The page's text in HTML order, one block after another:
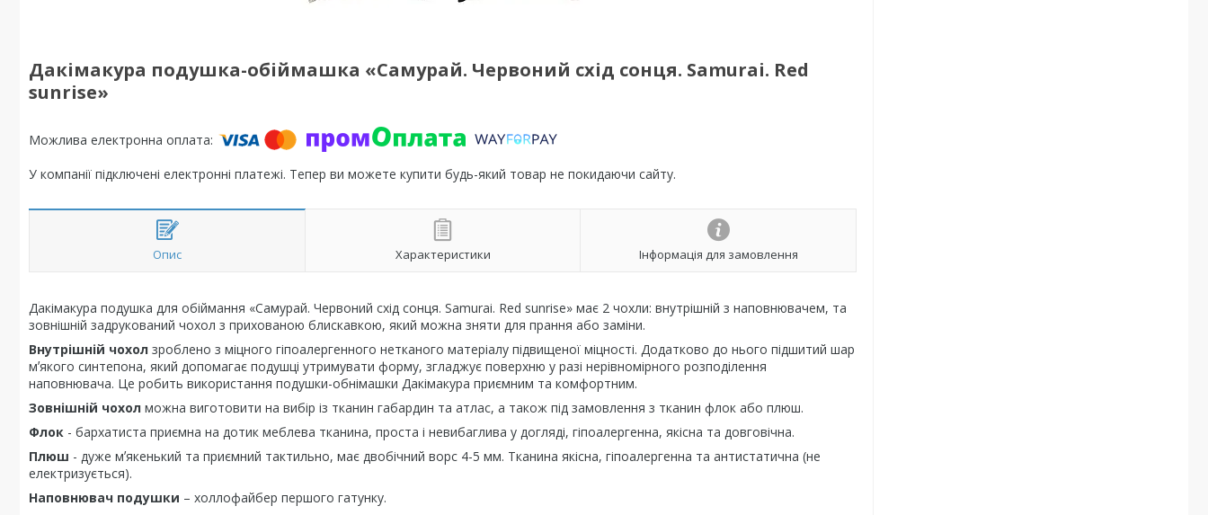
Дакімакура подушка-обіймашка «Самурай. Червоний схід сонця. Samurai. Red
sunrise»
У компанії підключені електронні платежі. Тепер ви можете купити будь-який товар не покидаючи сайту.
Опис Характеристики Інформація для замовлення
Дакімакура подушка для обіймання «Самурай. Червоний схід сонця. Samurai. Red sunrise» має 2 чохли: внутрішній з наповнювачем, та
зовнішній задрукований чохол з прихованою блискавкою, який можна зняти для прання або заміни.
Внутрішній чохол зроблено з міцного гіпоалергенного нетканого матеріалу підвищеної міцності. Додатково до нього підшитий шар
мʼякого синтепона, який допомагає подушці утримувати форму, згладжує поверхню у разі нерівномірного розподілення
наповнювача. Це робить використання подушки-обнімашки Дакімакура приємним та комфортним.
Зовнішній чохол можна виготовити на вибір із тканин габардин та атлас, а також під замовлення з тканин флок або плюш.
Флок - бархатиста приємна на дотик меблева тканина, проста і невибаглива у догляді, гіпоалергенна, якісна та довговічна.
Плюш - дуже мʼякенький та приємний тактильно, має двобічний ворс 4-5 мм. Тканина якісна, гіпоалергенна та антистатична (не
електризується).
Наповнювач подушки – холлофайбер першого гатунку.